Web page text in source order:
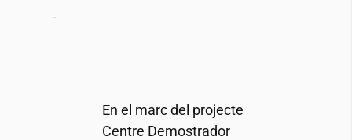
En el marc del projecte
Centre Demostrador